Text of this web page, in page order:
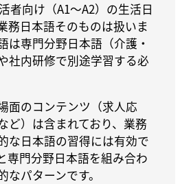
者向け（A1〜A2）の生活日
務日本語そのものは扱いま
は専門分野日本語（介護・
社内研修で別途学習する必
面のコンテンツ（求人応
ど）は含まれており、業務
な日本語の習得には有効で
専門分野日本語を組み合わ
パターンです。